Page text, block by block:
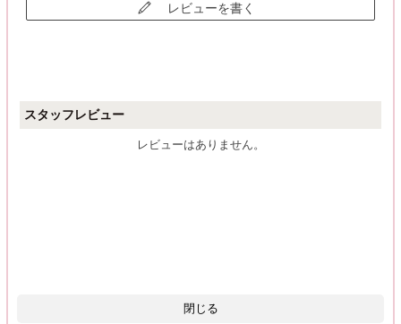
レビューを書く
スタッフレビュー
レビューはありません。
閉じる